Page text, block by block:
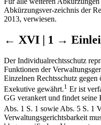
Abkürzungsver-zeichnis der
2013, verwiesen.
← XVI | 1 →
Der Individualrechtsschutz
Funktionen der
Einzelnen Rechtsschutz
Exekutive gewährt.1 Er ist
GG verankert und findet
Abs. 1 S. 1 sowie Abs. 5 S. 1
Verwaltungsgerichtsbarkeit